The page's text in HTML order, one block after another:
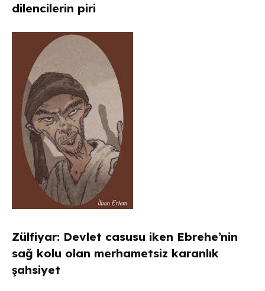
dilencilerin piri
Zülfiyar: Devlet casusu iken Ebrehe’nin
sağ kolu olan merhametsiz karanlık
şahsiyet